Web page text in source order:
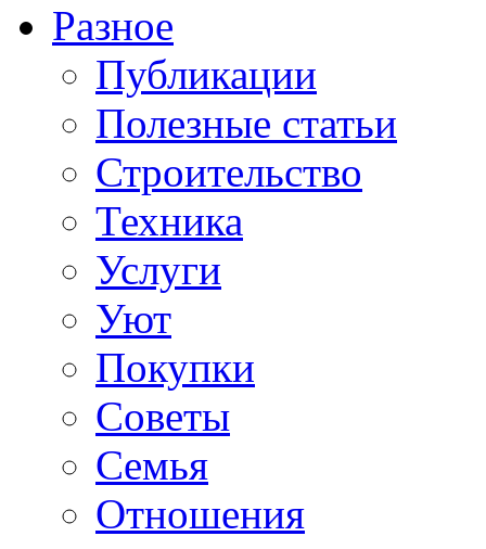
Разное
Публикации
Полезные статьи
Строительство
Техника
Услуги
Уют
Покупки
Советы
Семья
Отношения